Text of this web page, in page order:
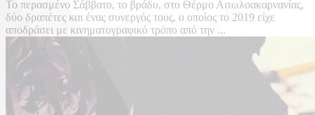
Το περασμένο Σάββατο, το βράδυ, στο Θέρμο Αιτωλοακαρνανίας,
δύο δραπέτες και ένας συνεργός τους, ο οποίος το 2019 είχε
αποδράσει με κινηματογραφικό τρόπο από την ...